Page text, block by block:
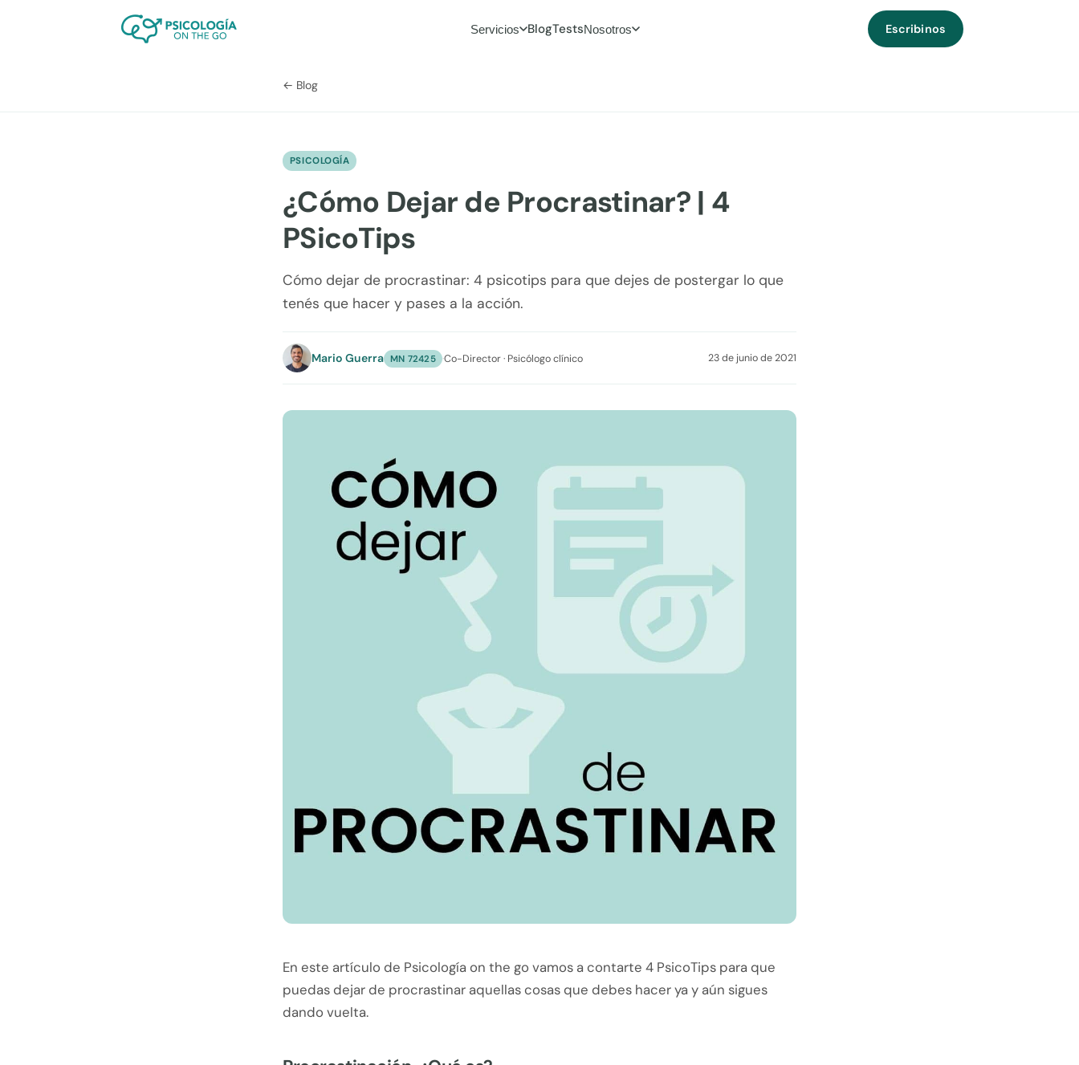
Servicios BlogTestsNosotros Escribinos
← Blog
PSICOLOGÍA
¿Cómo Dejar de Procrastinar? | 4
PSicoTips
Cómo dejar de procrastinar: 4 psicotips para que dejes de postergar lo que
tenés que hacer y pases a la acción.
Mario Guerra MN 72425 ·Co-Director · Psicólogo clínico 23 de junio de 2021
En este artículo de Psicología on the go vamos a contarte 4 PsicoTips para que
puedas dejar de procrastinar aquellas cosas que debes hacer ya y aún sigues
dando vuelta.